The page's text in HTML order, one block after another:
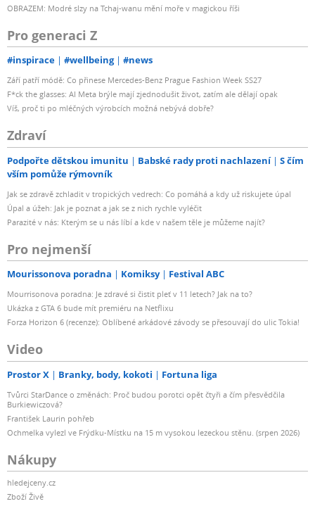
OBRAZEM: Modré slzy na Tchaj-wanu mění moře v magickou říši
Pro generaci Z
#inspirace #wellbeing #news
Září patří módě: Co přinese Mercedes-Benz Prague Fashion Week SS27
F*ck the glasses: AI Meta brýle mají zjednodušit život, zatím ale dělají opak
Víš, proč ti po mléčných výrobcích možná nebývá dobře?
Zdraví
Podpořte dětskou imunitu Babské rady proti nachlazení
S čím
vším pomůže rýmovník
Jak se zdravě zchladit v tropických vedrech: Co pomáhá a kdy už riskujete úpal
Úpal a úžeh: Jak je poznat a jak se z nich rychle vyléčit
Parazité v nás: Kterým se u nás líbí a kde v našem těle je můžeme najít?
Pro nejmenší
Mourissonova poradna Komiksy Festival ABC
Mourrisonova poradna: Je zdravé si čistit pleť v 11 letech? Jak na to?
Ukázka z GTA 6 bude mít premiéru na Netflixu
Forza Horizon 6 (recenze): Oblíbené arkádové závody se přesouvají do ulic Tokia!
Video
Prostor X Branky, body, kokoti Fortuna liga
Tvůrci StarDance o změnách: Proč budou porotci opět čtyři a čím přesvědčila
Burkiewiczová?
František Laurin pohřeb
Ochmelka vylezl ve Frýdku-Místku na 15 m vysokou lezeckou stěnu. (srpen 2026)
Nákupy
hledejceny.cz
Zboží Živě